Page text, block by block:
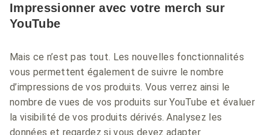
Impressionner avec votre merch sur
YouTube
Mais ce n’est pas tout. Les nouvelles fonctionnalités
vous permettent également de suivre le nombre
d’impressions de vos produits. Vous verrez ainsi le
nombre de vues de vos produits sur YouTube et évaluer
la visibilité de vos produits dérivés. Analysez les
données et regardez si vous devez adapter